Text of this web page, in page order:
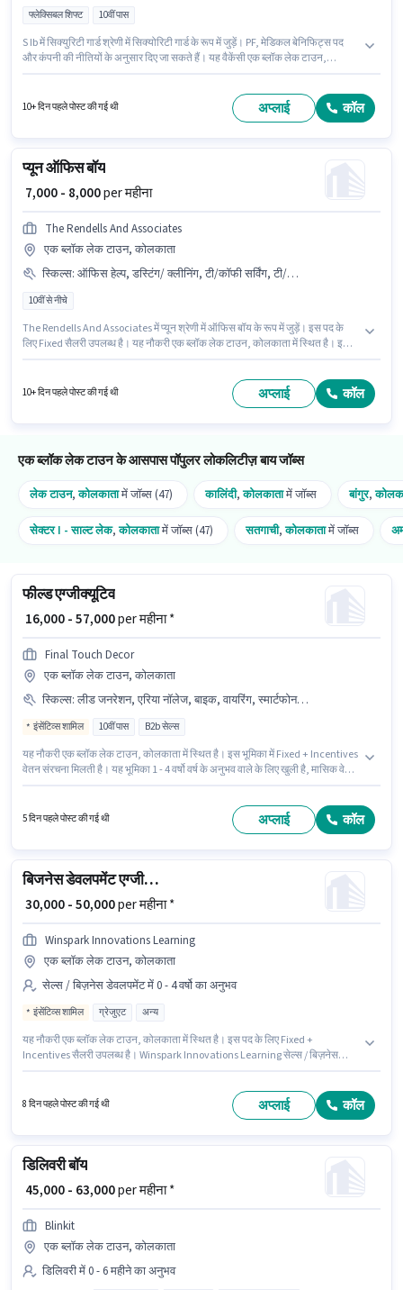
फ्लेक्सिबल शिफ्ट 10वीं पास
S Ib में सिक्युरिटी गार्ड श्रेणी में सिक्योरिटी गार्ड के रूप में जुड़ें। PF, मेडिकल बेनिफिट्स पद
और कंपनी की नीतियों के अनुसार दिए जा सकते हैं। यह वैकेंसी एक ब्लॉक लेक टाउन,
लिए खुली है, मासिक वेतन ₹16000 रहेगा।
10+ दिन पहले पोस्ट की गई थी अप्लाई कॉल
प्यून ऑफिस बॉय
₹ 7,000 - 8,000per महीना
The Rendells And Associates
एक ब्लॉक लेक टाउन, कोलकाता
स्किल्स: ऑफिस हेल्प, डस्टिंग/ क्लीनिंग, टी/कॉफी सर्विंग, टी/कॉफी मेकिंग, फोटोकॉपींग
10वीं से नीचे
The Rendells And Associates में प्यून श्रेणी में ऑफिस बॉय के रूप में जुड़ें। इस पद के
लिए Fixed सैलरी उपलब्ध है। यह नौकरी एक ब्लॉक लेक टाउन, कोलकाता में स्थित है। इस
लिए उपयुक्त हैं। यह पद 0 - 1 वर्षो वर्ष के अनुभव वाले के लिए उपयुक्त है। आप प्रति माह
10+ दिन पहले पोस्ट की गई थी अप्लाई कॉल
एक ब्लॉक लेक टाउन के आसपास पॉपुलर लोकलिटीज़ बाय जॉब्स
लेक टाउन,कोलकातामें जॉब्स (47) कालिंदी,कोलकातामें जॉब्स बांगुर,
सेक्टर I - साल्ट लेक,कोलकातामें जॉब्स (47) सतगाची,कोलकातामें जॉब्स
फील्ड एग्जीक्यूटिव
₹ 16,000 - 57,000per महीना *
Final Touch Decor
एक ब्लॉक लेक टाउन, कोलकाता
स्किल्स: लीड जनरेशन, एरिया नॉलेज, बाइक, वायरिंग, स्मार्टफोन, प्रोडक्ट डेमो
इंसेंटिव्स शामिल 10वीं पास B2b सेल्स
यह नौकरी एक ब्लॉक लेक टाउन, कोलकाता में स्थित है। इस भूमिका में Fixed + Incentives
वेतन संरचना मिलती है। यह भूमिका 1 - 4 वर्षो वर्ष के अनुभव वाले के लिए खुली है, मासिक वेतन
सर्टिफिकेट होना अनिवार्य है। इस जॉब के लिए बाइक, स्मार्टफोन का उपलब्ध होना आवश्यक
5 दिन पहले पोस्ट की गई थी अप्लाई कॉल
बिजनेस डेवलपमेंट एग्जीक्यूटिव
₹ 30,000 - 50,000per महीना *
Winspark Innovations Learning
एक ब्लॉक लेक टाउन, कोलकाता
सेल्स / बिज़नेस डेवलपमेंट में 0 - 4 वर्षो का अनुभव
इंसेंटिव्स शामिल ग्रेजुएट अन्य
यह नौकरी एक ब्लॉक लेक टाउन, कोलकाता में स्थित है। इस पद के लिए Fixed +
Incentives सैलरी उपलब्ध है। Winspark Innovations Learning सेल्स / बिज़नेस
ग्रेजुएट डिग्री या सर्टिफिकेट होना चाहिए। यह पद 0 - 4 वर्षो वर्ष के अनुभव वाले के लिए
8 दिन पहले पोस्ट की गई थी अप्लाई कॉल
डिलिवरी बॉय
₹ 45,000 - 63,000per महीना *
Blinkit
एक ब्लॉक लेक टाउन, कोलकाता
डिलिवरी में 0 - 6 महीने का अनुभव